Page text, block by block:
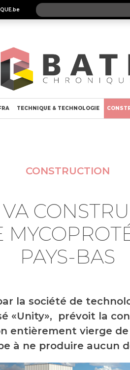
TECHNIQUE & TECHNOLOGIE
CONSTRUCTION
PAYS-BAS
la société de
«Unity», prévoit la
entièrement vierge de
à ne produire aucun